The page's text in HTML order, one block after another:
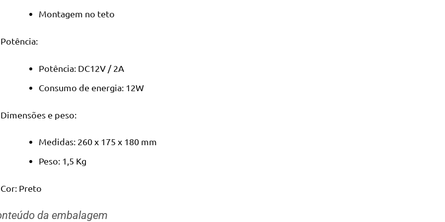
Montagem no teto
Potência:
Potência: DC12V / 2A
Consumo de energia: 12W
Dimensões e peso:
Medidas: 260 x 175 x 180 mm
Peso: 1,5 Kg
Cor: Preto
da embalagem